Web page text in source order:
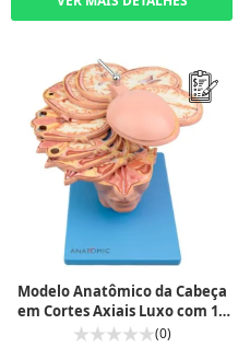
Modelo Anatômico da Cabeça
em Cortes Axiais Luxo com 12
Discos (0)